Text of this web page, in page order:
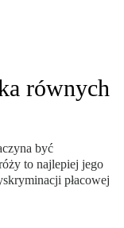
równych
być
to najlepiej jego
płacowej